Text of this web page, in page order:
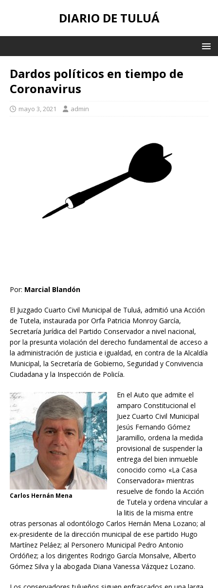
DIARIO DE TULUÁ
Dardos políticos en tiempo de
Coronavirus
mayo 3, 2021 admin
Por: Marcial Blandón
El Juzgado Cuarto Civil Municipal de Tuluá, admitió una Acción
de Tutela, instaurada por Orfa Patricia Monroy García,
Secretaría Jurídica del Partido Conservador a nivel nacional,
por la presunta violación del derecho fundamental de acceso a
la administración de justicia e igualdad, en contra de la Alcaldía
Municipal, la Secretaría de Gobierno, Seguridad y Convivencia
Ciudadana y la Inspección de Policía.
Carlos Hernán Mena
En el Auto que admite el
amparo Constitucional el
Juez Cuarto Civil Municipal
Jesús Fernando Gómez
Jaramillo, ordena la medida
provisional de suspender la
entrega del bien inmueble
conocido como «La Casa
Conservadora» mientras
resuelve de fondo la Acción
de Tutela y ordena vincular a
la litis de la misma entre
otras personas al odontólogo Carlos Hernán Mena Lozano; al
ex-presidente de la dirección municipal de ese partido Hugo
Martínez Peláez; al Personero Municipal Pedro Antonio
Ordóñez; a los dirigentes Rodrigo García Monsalve, Alberto
Gómez Silva y la abogada Diana Vanessa Vázquez Lozano.